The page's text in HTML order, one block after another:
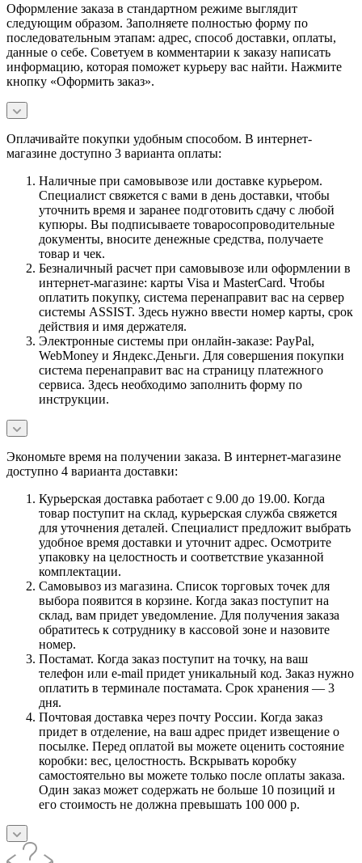
Оформление заказа в стандартном режиме выглядит
следующим образом. Заполняете полностью форму по
последовательным этапам: адрес, способ доставки, оплаты,
данные о себе. Советуем в комментарии к заказу написать
информацию, которая поможет курьеру вас найти. Нажмите
кнопку «Оформить заказ».
Оплачивайте покупки удобным способом. В интернет-
магазине доступно 3 варианта оплаты:
Наличные при самовывозе или доставке курьером.
Специалист свяжется с вами в день доставки, чтобы
уточнить время и заранее подготовить сдачу с любой
купюры. Вы подписываете товаросопроводительные
документы, вносите денежные средства, получаете
товар и чек.
Безналичный расчет при самовывозе или оформлении в
интернет-магазине: карты Visa и MasterCard. Чтобы
оплатить покупку, система перенаправит вас на сервер
системы ASSIST. Здесь нужно ввести номер карты, срок
действия и имя держателя.
Электронные системы при онлайн-заказе: PayPal,
WebMoney и Яндекс.Деньги. Для совершения покупки
система перенаправит вас на страницу платежного
сервиса. Здесь необходимо заполнить форму по
инструкции.
Экономьте время на получении заказа. В интернет-магазине
доступно 4 варианта доставки:
Курьерская доставка работает с 9.00 до 19.00. Когда
товар поступит на склад, курьерская служба свяжется
для уточнения деталей. Специалист предложит выбрать
удобное время доставки и уточнит адрес. Осмотрите
упаковку на целостность и соответствие указанной
комплектации.
Самовывоз из магазина. Список торговых точек для
выбора появится в корзине. Когда заказ поступит на
склад, вам придет уведомление. Для получения заказа
обратитесь к сотруднику в кассовой зоне и назовите
номер.
Постамат. Когда заказ поступит на точку, на ваш
телефон или e-mail придет уникальный код. Заказ нужно
оплатить в терминале постамата. Срок хранения — 3
дня.
Почтовая доставка через почту России. Когда заказ
придет в отделение, на ваш адрес придет извещение о
посылке. Перед оплатой вы можете оценить состояние
коробки: вес, целостность. Вскрывать коробку
самостоятельно вы можете только после оплаты заказа.
Один заказ может содержать не больше 10 позиций и
его стоимость не должна превышать 100 000 р.